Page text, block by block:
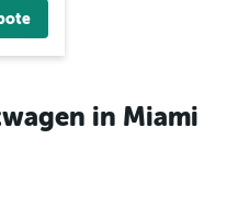
in Miami